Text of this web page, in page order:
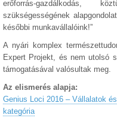
erőforrás-gazdálkodás,
szükségességének
későbbi munkavállalóink!”
A nyári komplex
Expert Projekt, és nem utolsó
támogatásával valósultak meg.
Az elismerés alapja:
Genius Loci 2016 – Vállalatok
kategória